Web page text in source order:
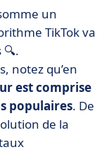
un
TikTok va
notez qu’en
est comprise
populaires. De
de la